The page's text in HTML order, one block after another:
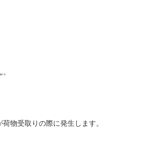
物受取りの際に発生します。